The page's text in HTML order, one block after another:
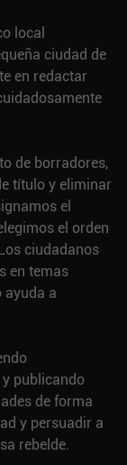
local
ciudad de
en redactar
de borradores,
título y eliminar
el
el orden
ciudadanos
en temas
ayuda a
publicando
de forma
y persuadir a
rebelde.